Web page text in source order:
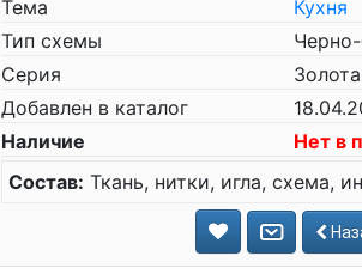
Тема
Кухня
Тип схемы
Серия
Добавлен в каталог
Наличие
Нет в
Состав: Ткань, нитки, игла, схема,